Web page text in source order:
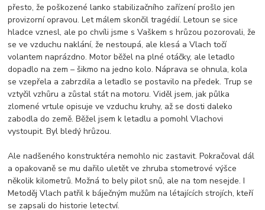
přesto, že poškozené lanko stabilizačního zařízení prošlo jen
provizorní opravou. Let málem skončil tragédií. Letoun se sice
hladce vznesl, ale po chvíli jsme s Vaškem s hrůzou pozorovali, že
se ve vzduchu naklání, že nestoupá, ale klesá a Vlach točí
volantem naprázdno. Motor běžel na plné otáčky, ale letadlo
dopadlo na zem – šikmo na jedno kolo. Náprava se ohnula, kola
se vzepřela a zabrzdila a letadlo se postavilo na předek. Trup se
vztyčil vzhůru a zůstal stát na motoru. Viděl jsem, jak půlka
zlomené vrtule opisuje ve vzduchu kruhy, až se dosti daleko
zabodla do země. Běžel jsem k letadlu a pomohl Vlachovi
vystoupit. Byl bledý hrůzou.
Ale nadšeného konstruktéra nemohlo nic zastavit. Pokračoval dál
a opakovaně se mu dařilo uletět ve zhruba stometrové výšce
několik kilometrů. Možná to bely pilot snů, ale na tom nesejde. I
Metoděj Vlach patřil k báječným mužům na létajících strojích, kteří
se zapsali do historie letectví.